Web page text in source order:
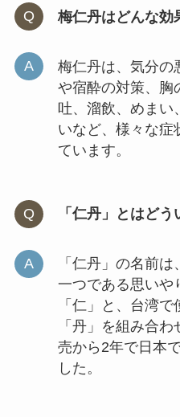
梅仁丹はどんな効
梅仁丹は、気分の
や宿酔の対策、胸
吐、溜飲、めまい
いなど、様々な症
ています。
「仁丹」とはど
「仁丹」の名前
一つである思いや
「仁」と、台湾
「丹」を組み合
売から2年で日本
した。